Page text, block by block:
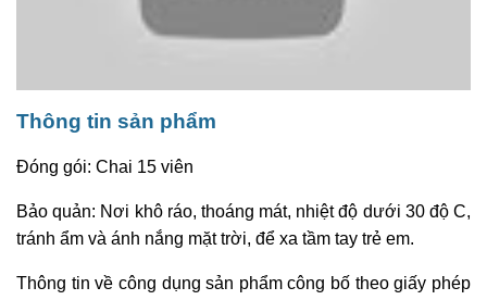
Thông tin sản phẩm
Đóng gói: Chai 15 viên
Bảo quản: Nơi khô ráo, thoáng mát, nhiệt độ dưới 30 độ C,
tránh ẩm và ánh nắng mặt trời, để xa tầm tay trẻ em.
Thông tin về công dụng sản phẩm công bố theo giấy phép